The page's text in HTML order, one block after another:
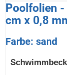
Poolfolien
cm x 0,8
Farbe: sand